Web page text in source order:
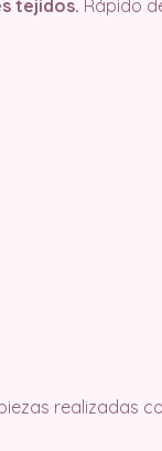
tejidos. Rápido
realizadas